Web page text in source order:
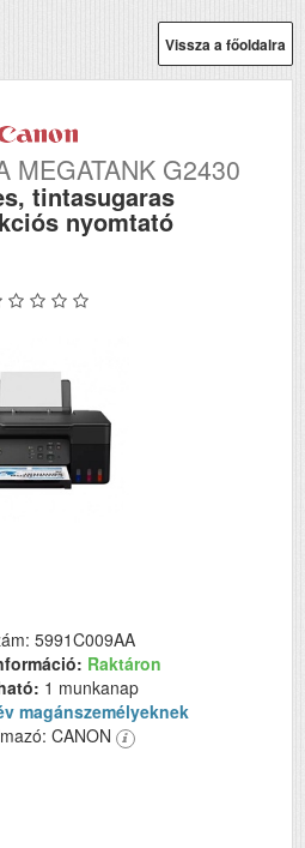
Vissza a főoldalra
MEGATANK G2430
tintasugaras
nyomtató
5991C009AA
Raktáron
1 munkanap
magánszemélyeknek
CANON